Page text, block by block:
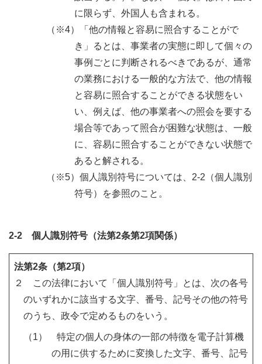
に限らず、外国人も含まれる。
（※4）「他の情報と容易に照合することがで
き」るとは、事業者の実態に即して個々の
事例ごとに判断されるべきであるが、通常
の業務における一般的な方法で、他の情報
と容易に照合することができる状態をい
い、例えば、他の事業者への照会を要する
場合等であって照合が困難な状態は、一般
に、容易に照合することができない状態で
あると解される。
（※5）個人識別符号については、2-2（個人識別
符号）を参照のこと。
2-2 個人識別符号（法第2条第2項関係）
法第2条（第2項）
２ この法律において「個人識別符号」とは、次の各号
のいずれかに該当する文字、番号、記号その他の符号
のうち、政令で定めるものをいう。
（1） 特定の個人の身体の一部の特徴を電子計算機
の用に供するために変換した文字、番号、記号